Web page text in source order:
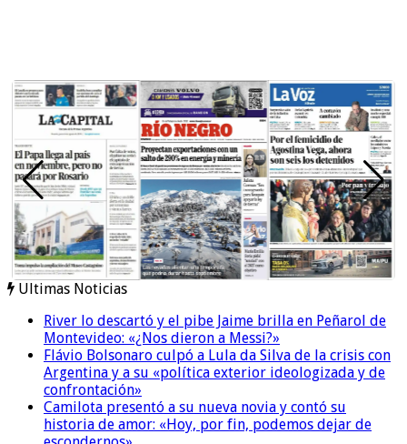
Ultimas Noticias
River lo descartó y el pibe Jaime brilla en Peñarol de
Montevideo: «¿Nos dieron a Messi?»
Flávio Bolsonaro culpó a Lula da Silva de la crisis con
Argentina y a su «política exterior ideologizada y de
confrontación»
Camilota presentó a su nueva novia y contó su
historia de amor: «Hoy, por fin, podemos dejar de